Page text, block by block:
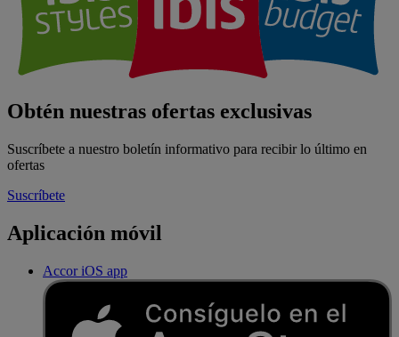
Obtén nuestras ofertas exclusivas
Suscríbete a nuestro boletín informativo para recibir lo último en
ofertas
Suscríbete
Aplicación móvil
Accor iOS app